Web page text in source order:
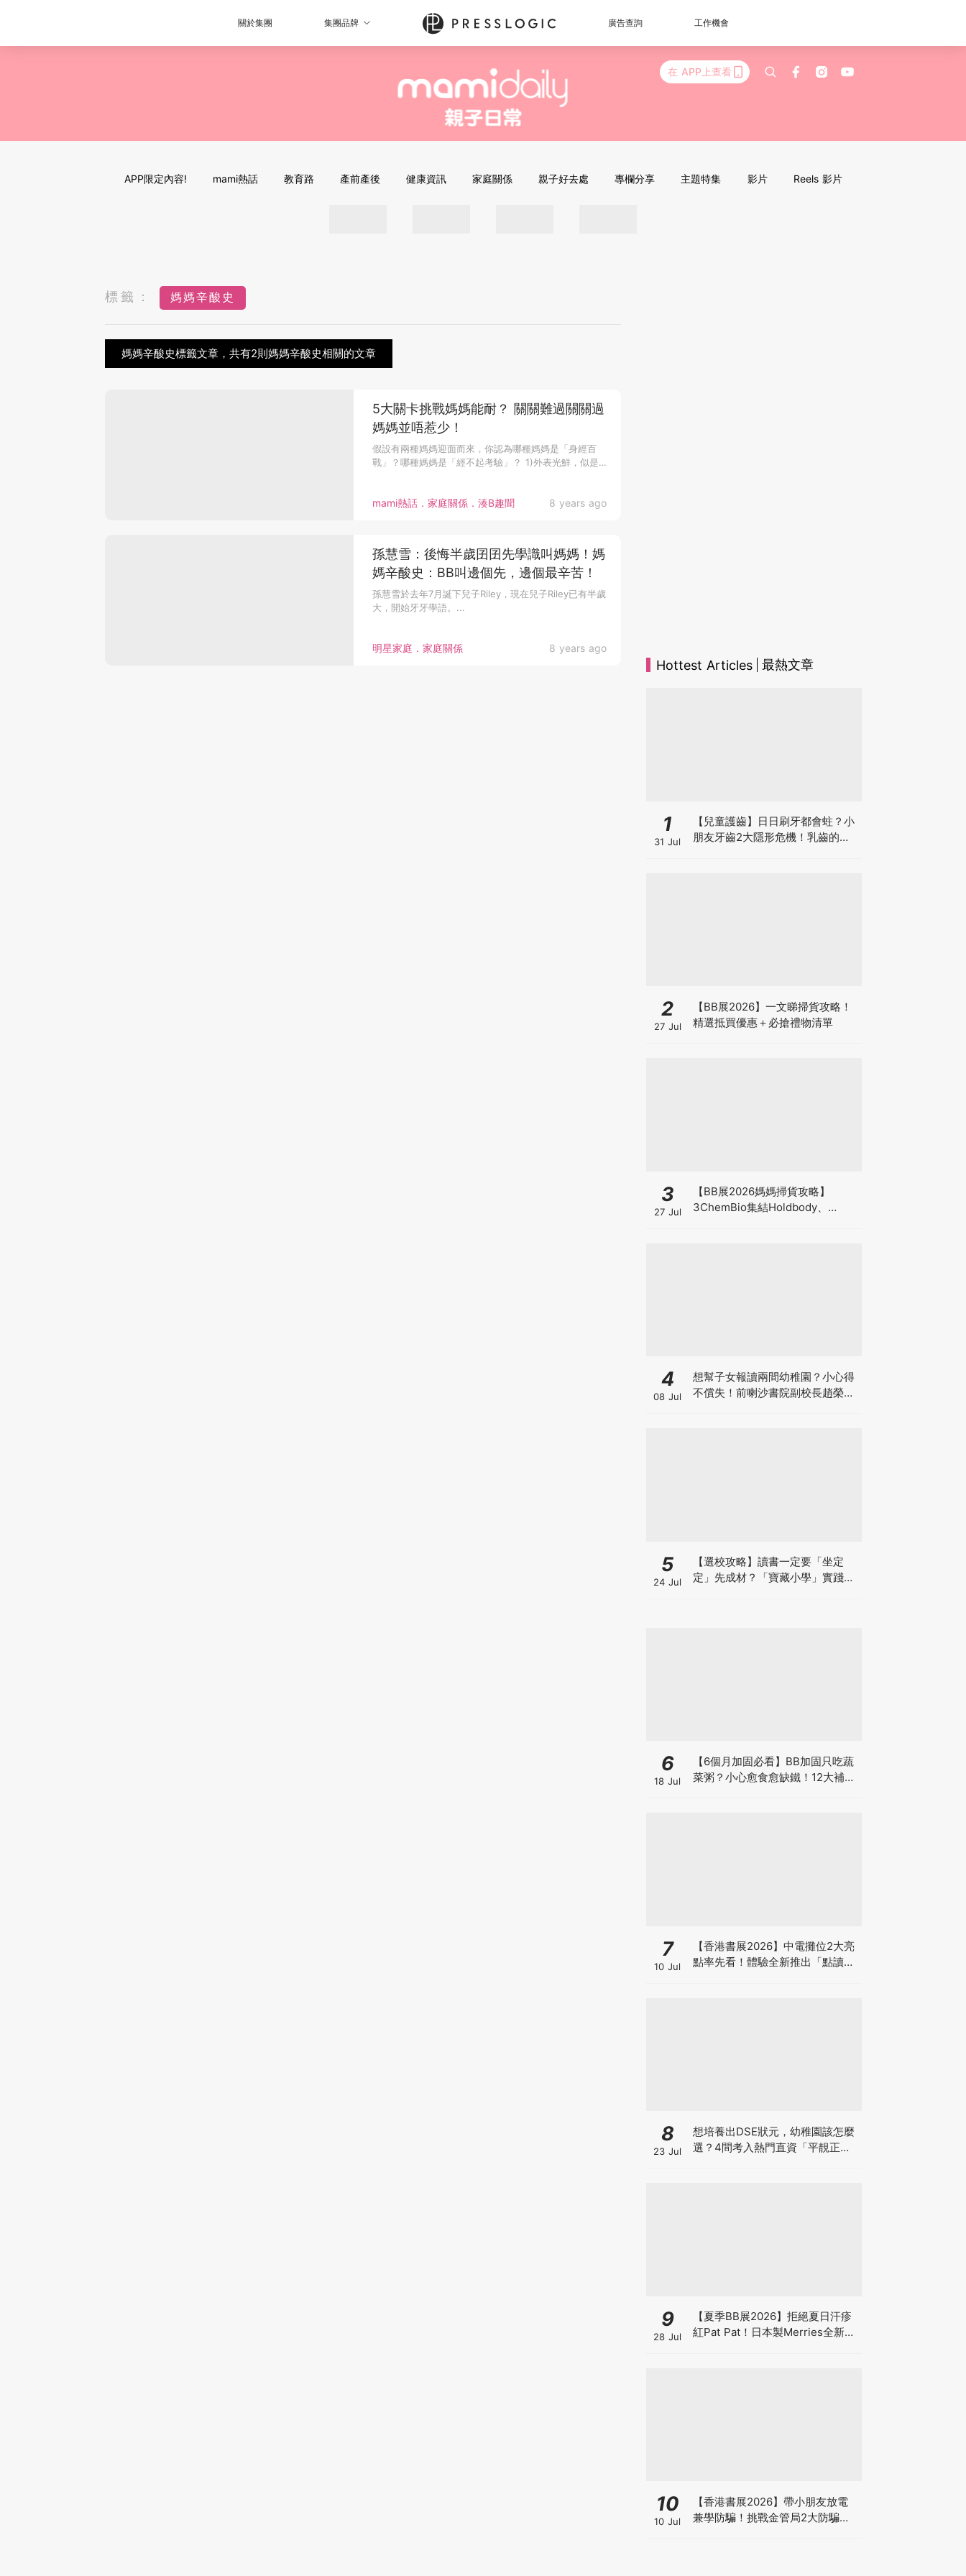
關於集團 集團品牌 廣告查詢 工作機會
在 APP上查看
APP限定內容! mami熱話 教育路 產前產後 健康資訊 家庭關係 親子好去處 專欄分享 主題特集 影片 Reels 影片
標籤： 媽媽辛酸史
媽媽辛酸史標籤文章，共有2則媽媽辛酸史相關的文章
mami熱話．家庭關係．湊B趣聞 8 years ago
5大關卡挑戰媽媽能耐？ 關關難過關關過
媽媽並唔惹少！
假設有兩種媽媽迎面而來，你認為哪種媽媽是「身經百
戰」？哪種媽媽是「經不起考驗」？ 1)外表光鮮，似是
明星家庭．家庭關係 8 years ago
孫慧雪：後悔半歲囝囝先學識叫媽媽！媽
媽辛酸史：BB叫邊個先，邊個最辛苦！
孫慧雪於去年7月誕下兒子Riley，現在兒子Riley已有半歲
大，開始牙牙學語。...
Hottest Articles 最熱文章
1
31 Jul
【兒童護齒】日日刷牙都會蛀？小
朋友牙齒2大隱形危機！乳齒的琺
2
27 Jul
【BB展2026】一文睇掃貨攻略！
精選抵買優惠＋必搶禮物清單
3
27 Jul
【BB展2026媽媽掃貨攻略】
3ChemBio集結Holdbody、
4
08 Jul
想幫子女報讀兩間幼稚園？小心得
不償失！前喇沙書院副校長趙榮
5
24 Jul
【選校攻略】讀書一定要「坐定
定」先成材？「寶藏小學」實踐動
6
18 Jul
【6個月加固必看】BB加固只吃蔬
菜粥？小心愈食愈缺鐵！12大補鐵
7
10 Jul
【香港書展2026】中電攤位2大亮
點率先看！體驗全新推出「點讀故
8
23 Jul
想培養出DSE狀元，幼稚園該怎麼
選？4間考入熱門直資「平靚正」
9
28 Jul
【夏季BB展2026】拒絕夏日汗疹
紅Pat Pat！日本製Merries全新超
10
10 Jul
【香港書展2026】帶小朋友放電
兼學防騙！挑戰金管局2大防騙遊